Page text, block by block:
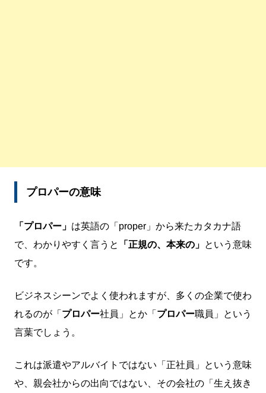
プロパーの意味
「プロパー」 は英語の「proper」から来たカタカナ語
で、わかりやすく言うと
「正規の、本来の」 という意味
です。
ビジネスシーンでよく使われますが、多くの企業で使わ
れるのが「 プロパー社員」とか「 プロパー職員」という
言葉でしょう。
これは派遣やアルバイトではない「正社員」という意味
や、親会社からの出向ではない、その会社の「生え抜き